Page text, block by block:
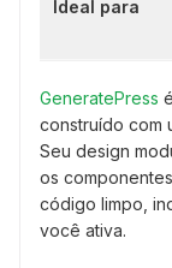
Ideal para
GeneratePress
construído com
Seu design
os
código limpo,
você ativa.